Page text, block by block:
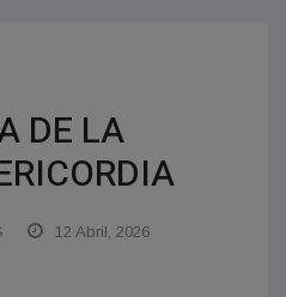
DE LA
12 Abril, 2026